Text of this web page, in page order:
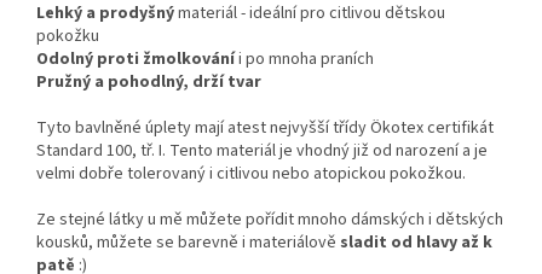
Lehký a prodyšnýmateriál - ideální pro citlivou dětskou
pokožku
Odolný proti žmolkováníi po mnoha praních
Pružný a pohodlný, drží tvar
Tyto bavlněné úplety mají atest nejvyšší třídy Ökotex certifikát
Standard 100, tř. I. Tento materiál je vhodný již od narození a je
velmi dobře tolerovaný i citlivou nebo atopickou pokožkou.
Ze stejné látky u mě můžete pořídit mnoho dámských i dětských
kousků, můžete se barevně i materiálově sladit od hlavy až k
patě :)